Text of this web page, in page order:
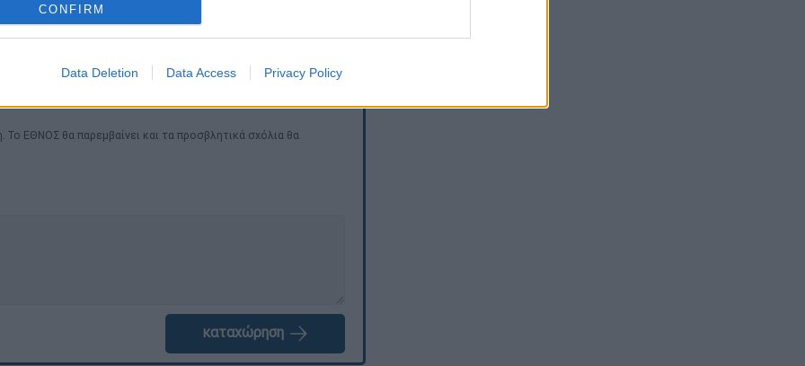
CONFIRM
Data Deletion Data Access Privacy Policy
στις 27 Ιουλίου. Αναφέρεται ότι κατά
του Αστυνομικού Μεγάρου,
και να την απειλεί.
ΕΘΝΟΣ θα παρεμβαίνει και τα προσβλητικά σχόλια θα
καταχώρηση